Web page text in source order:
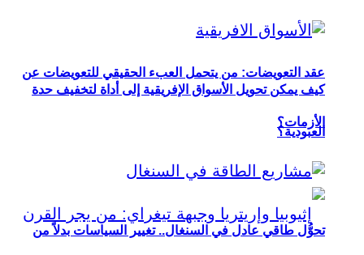
عقد التعويضات: من يتحمل العبء الحقيقي للتعويضات عن
العبودية؟
كيف يمكن تحويل الأسواق الإفريقية إلى أداة لتخفيف حدة
الأزمات؟
تحوُّل طاقي عادل في السنغال.. تغيير السياسات بدلاً من